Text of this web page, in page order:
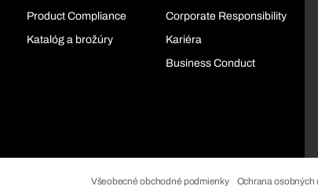
Product Compliance
Katalóg a brožúry
Corporate Responsibility
Kariéra
Business Conduct
Všeobecné obchodné podmienky Ochrana osobných